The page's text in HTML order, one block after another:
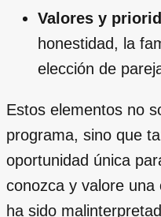
Valores y
honestidad, la
elección de
Estos elementos no
programa, sino que
oportunidad única
conozca y valore
ha sido